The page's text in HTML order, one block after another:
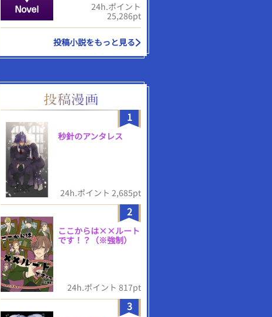
24h.ポイント
25,286pt
投稿小説をもっと見る
1
秒針のアンタレス
24h.ポイント 2,685pt
2
ここからは××ルート
です！？（※強制）
24h.ポイント 817pt
3